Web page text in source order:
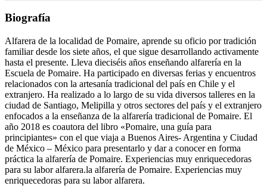
Biografía
Alfarera de la localidad de Pomaire, aprende su oficio por tradición
familiar desde los siete años, el que sigue desarrollando activamente
hasta el presente. Lleva dieciséis años enseñando alfarería en la
Escuela de Pomaire. Ha participado en diversas ferias y encuentros
relacionados con la artesanía tradicional del país en Chile y el
extranjero. Ha realizado a lo largo de su vida diversos talleres en la
ciudad de Santiago, Melipilla y otros sectores del país y el extranjero
enfocados a la enseñanza de la alfarería tradicional de Pomaire. El
año 2018 es coautora del libro «Pomaire, una guía para
principiantes» con el que viaja a Buenos Aires- Argentina y Ciudad
de México – México para presentarlo y dar a conocer en forma
práctica la alfarería de Pomaire. Experiencias muy enriquecedoras
para su labor alfarera.la alfarería de Pomaire. Experiencias muy
enriquecedoras para su labor alfarera.